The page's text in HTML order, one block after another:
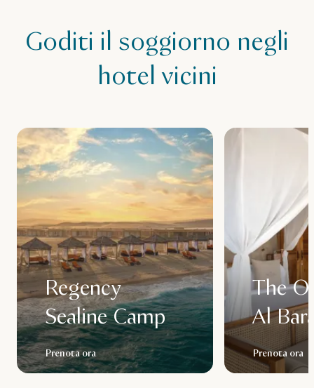
Goditi il soggiorno negli
hotel vicini
Regency
Sealine Camp
Prenota ora
The
Al
Prenota ora